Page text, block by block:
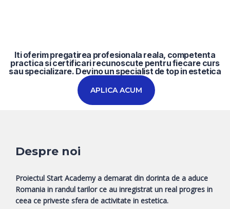
Iti oferim pregatirea profesionala reala, competenta
practica si certificari recunoscute pentru fiecare curs
sau specializare. Devino un specialist de top in estetica
APLICA ACUM
Despre noi
Proiectul Start Academy a demarat din dorinta de a aduce
Romania in randul tarilor ce au inregistrat un real progres in
ceea ce priveste sfera de activitate in estetica.